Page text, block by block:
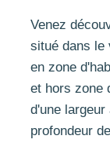
Venez
situé dans le
en zone
et hors zone
d'une
profondeur